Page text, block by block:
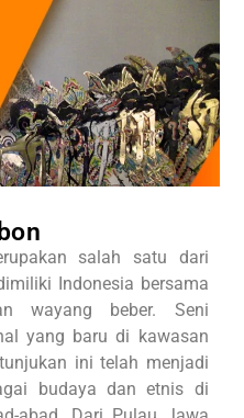
salah satu dari
Indonesia bersama
wayang beber. Seni
yang baru di kawasan
ini telah menjadi
budaya dan etnis di